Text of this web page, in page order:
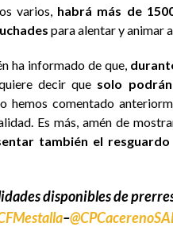
varios, habrá más de
para alentar y animar
ha informado de que,
decir que solo
hemos comentado
Es más, amén de
también el
disponibles de
–